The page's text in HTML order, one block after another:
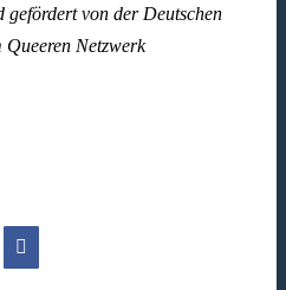
von der Deutschen
Netzwerk
Facebook